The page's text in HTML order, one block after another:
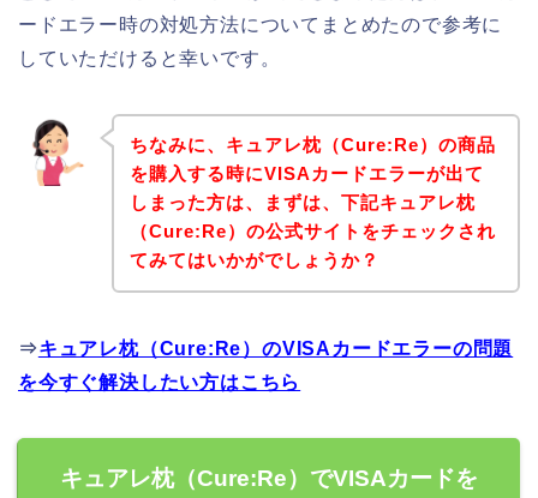
ードエラー時の対処方法についてまとめたので参考に
していただけると幸いです。
ちなみに、キュアレ枕（Cure:Re）の商品
を購入する時にVISAカードエラーが出て
しまった方は、まずは、下記キュアレ枕
（Cure:Re）の公式サイトをチェックされ
てみてはいかがでしょうか？
⇒キュアレ枕（Cure:Re）のVISAカードエラーの問題
を今すぐ解決したい方はこちら
キュアレ枕（Cure:Re）でVISAカードを